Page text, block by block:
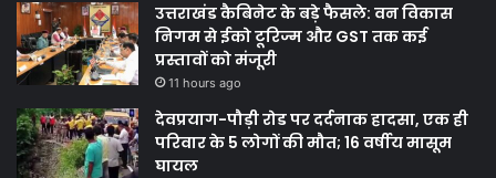
उत्तराखंड कैबिनेट के बड़े फैसले: वन विकास
निगम से ईको टूरिज्म और GST तक कई
प्रस्तावों को मंजूरी
11 hours ago
देवप्रयाग-पौड़ी रोड पर दर्दनाक हादसा, एक ही
परिवार के 5 लोगों की मौत; 16 वर्षीय मासूम
घायल